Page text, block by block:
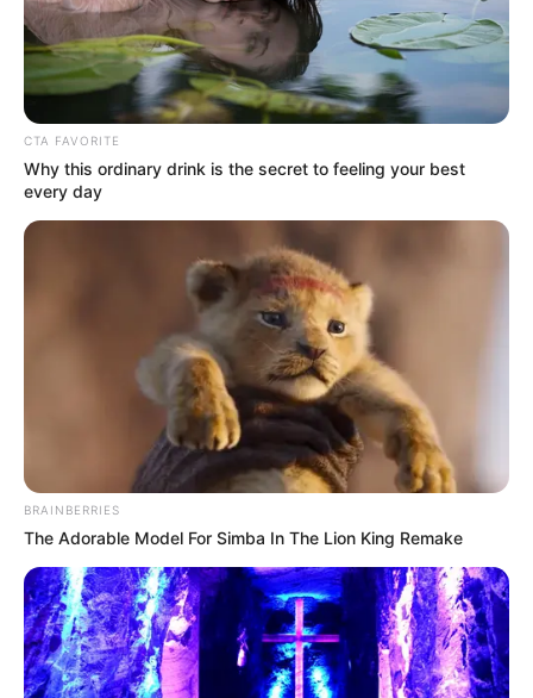
CTA FAVORITE
Why this ordinary drink is the secret to feeling your best
every day
BRAINBERRIES
The Adorable Model For Simba In The Lion King Remake